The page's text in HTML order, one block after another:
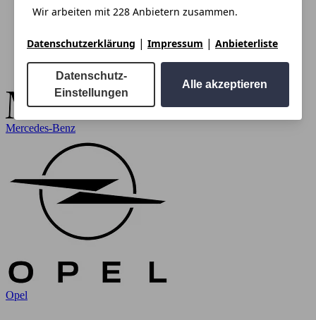
Mercedes-Benz
Opel
Wir arbeiten mit 228 Anbietern zusammen.
Datenschutzerklärung | Impressum | Anbieterliste
Datenschutz-
Einstellungen
Alle akzeptieren